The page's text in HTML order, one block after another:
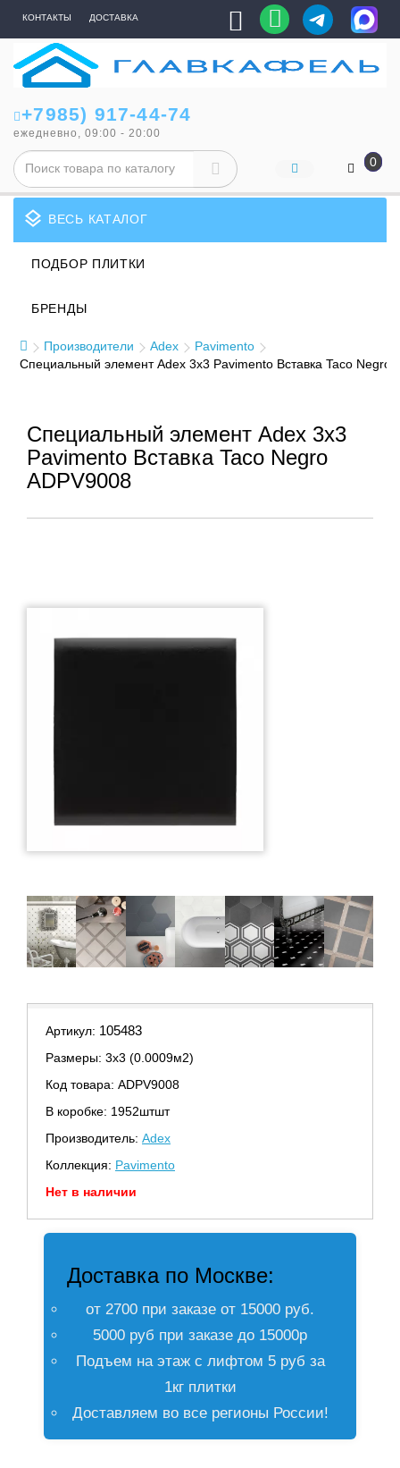
КОНТАКТЫ ДОСТАВКА
+7985) 917-44-74
ежедневно, 09:00 - 20:00
0
layers ВЕСЬ КАТАЛОГ
ПОДБОР ПЛИТКИ
БРЕНДЫ
Производители Adex
Pavimento
Специальный элемент Adex 3x3 Pavimento Вставка Taco Negro
Специальный элемент Adex 3x3
Pavimento Вставка Taco Negro
ADPV9008
Артикул: 105483
Размеры: 3х3 (0.0009м2)
Код товара: ADPV9008
В коробке: 1952штшт
Производитель: Adex
Коллекция: Pavimento
Нет в наличии
Доставка по Москве:
от 2700 при заказе от 15000 руб.
5000 руб при заказе до 15000р
Подъем на этаж с лифтом 5 руб за
1кг плитки
Доставляем во все регионы России!